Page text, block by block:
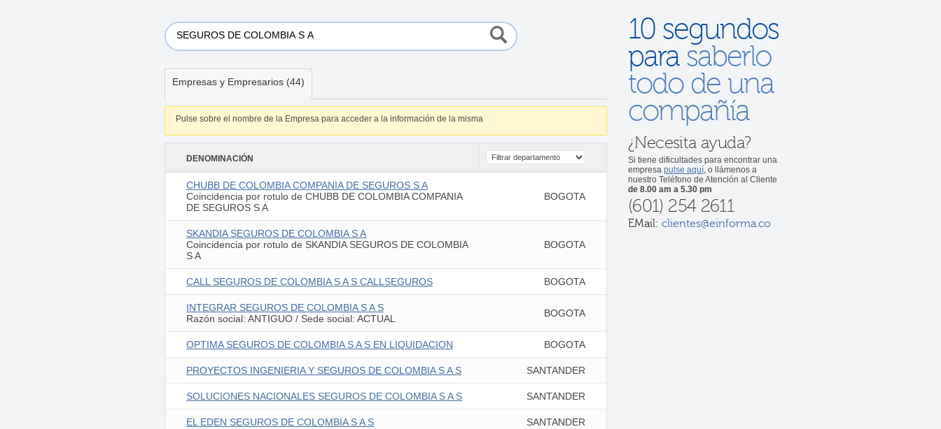
Empresas y Empresarios (44)
Pulse sobre el nombre de la Empresa para acceder a la información de la misma
DENOMINACIÓN
CHUBB DE COLOMBIA COMPANIA DE SEGUROS S A
Coincidencia por rotulo de CHUBB DE COLOMBIA COMPANIA
DE SEGUROS S A
BOGOTA
SKANDIA SEGUROS DE COLOMBIA S A
Coincidencia por rotulo de SKANDIA SEGUROS DE COLOMBIA
S A
BOGOTA
CALL SEGUROS DE COLOMBIA S A S CALLSEGUROS BOGOTA
INTEGRAR SEGUROS DE COLOMBIA S A S
Razón social: ANTIGUO / Sede social: ACTUAL
BOGOTA
OPTIMA SEGUROS DE COLOMBIA S A S EN LIQUIDACION BOGOTA
PROYECTOS INGENIERIA Y SEGUROS DE COLOMBIA S A S SANTANDER
SOLUCIONES NACIONALES SEGUROS DE COLOMBIA S A S SANTANDER
EL EDEN SEGUROS DE COLOMBIA S A S SANTANDER
10 segundos
para saberlo
todo de una
compañía
¿Necesita ayuda?
Si tiene dificultades para encontrar una
empresa pulse aquí, o llámenos a
nuestro Teléfono de Atención al Cliente
de 8.00 am a 5.30 pm
(601) 254 2611
EMail: clientes@einforma.co